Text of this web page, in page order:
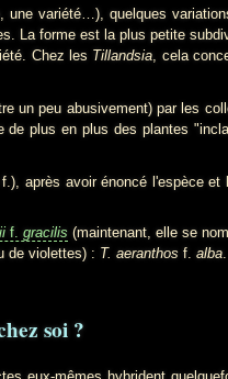
variété…), quelques
La forme est la plus petite
Chez les Tillandsia , cela
un peu abusivement) par les
de plus en plus des plantes
après avoir énoncé l'espèce
f. gracilis(maintenant, elle se
de violettes) : T. aeranthos f. alba.
soi ?